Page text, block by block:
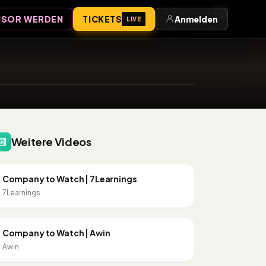
Anmelden
WERDEN TICKETS LIVE Anmelden
Weitere Videos
PREISOPTIMIERUNG
Company to Watch | 7Learnings
7Learnings
4:22
AFFILIATE MARKETING VIDEOS
Company to Watch | Awin
Awin
8:58